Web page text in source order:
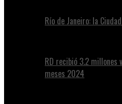
Río de Janeiro: la
RD recibió 3.2
meses 2024